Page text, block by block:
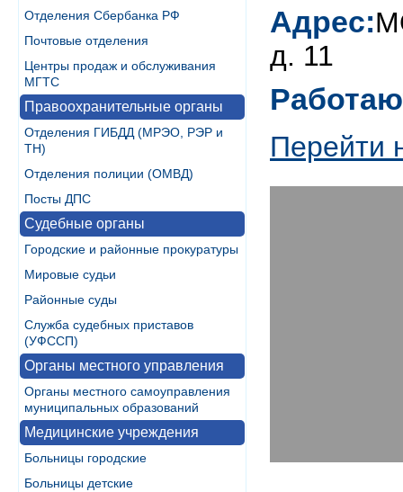
Отделения Сбербанка РФ
Почтовые отделения
Центры продаж и обслуживания
МГТС
Правоохранительные органы
Отделения ГИБДД (МРЭО, РЭР и
ТН)
Отделения полиции (ОМВД)
Посты ДПС
Судебные органы
Городские и районные прокуратуры
Мировые судьи
Районные суды
Служба судебных приставов
(УФССП)
Органы местного управления
Органы местного самоуправления
муниципальных образований
Медицинские учреждения
Больницы городские
Больницы детские
Адрес:
д. 11
Перейти